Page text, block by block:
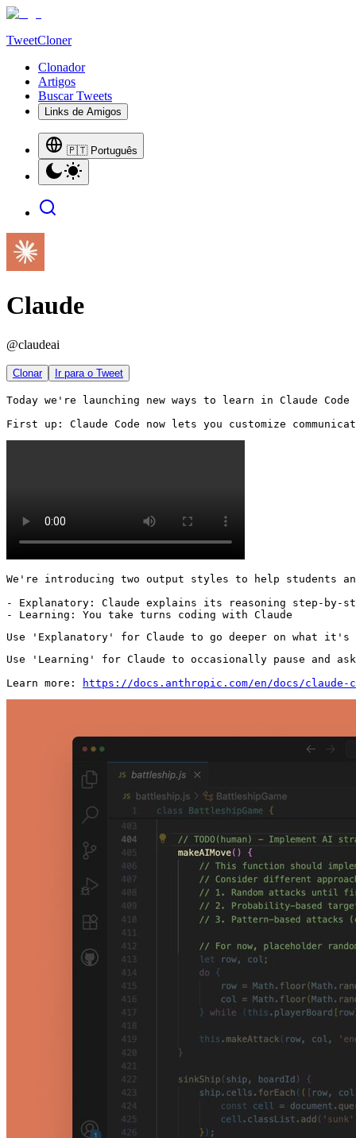
TweetCloner
Clonador
Artigos
Buscar Tweets
Links de Amigos
🇵🇹 Português
Claude
@claudeai
Clonar Ir para o Tweet
Today we're launching new ways to learn in Claude Code
First up: Claude Code now lets you customize
We're introducing two output styles to help students
- Explanatory: Claude explains its reasoning step-by-
- Learning: You take turns coding with Claude
Use 'Explanatory' for Claude to go deeper on what
Use 'Learning' for Claude to occasionally pause and
Learn more:
https://docs.anthropic.com/en/docs/claude-